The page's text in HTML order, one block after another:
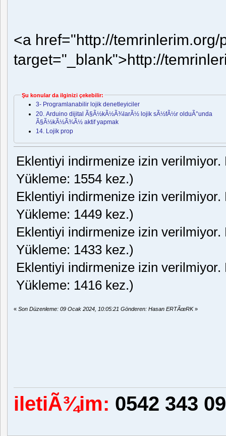
<a href="http://
target="_blank">http://
Şu konular da ilginizi çekebilir:
3- Programlanabilir lojik denetleyiciler
20. Arduino dijital Ã§Ã½kÃ½Ã¾larÃ½ lojik sÃ½fÃ½r olduÃ°unda
Ã§Ã½kÃ½Ã¾Ã½ aktif yapmak
14. Lojik prop
Eklentiyi indirmenize izin
Yükleme: 1554 kez.)
Eklentiyi indirmenize izin
Yükleme: 1449 kez.)
Eklentiyi indirmenize izin
Yükleme: 1433 kez.)
Eklentiyi indirmenize izin
Yükleme: 1416 kez.)
«Son Düzenleme: 09 Ocak 2024, 10:05:21 Gönderen: Hasan ERTÃœRK»
iletiÃ¾im: 0542 343